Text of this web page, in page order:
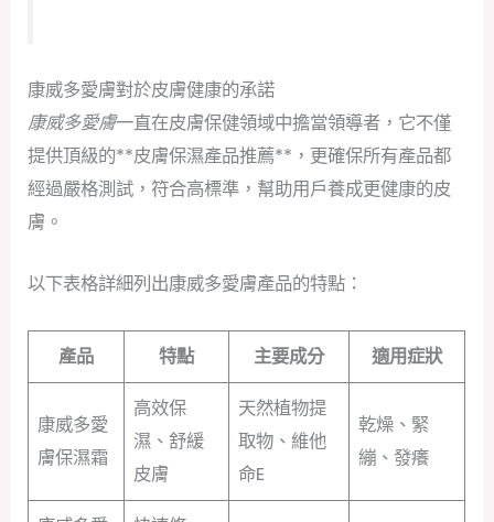
康威多愛膚對於皮膚健康的承諾
康威多愛膚一直在皮膚保健領域中擔當領導者，它不僅
提供頂級的**皮膚保濕產品推薦**，更確保所有產品都
經過嚴格測試，符合高標準，幫助用戶養成更健康的皮
膚。
以下表格詳細列出康威多愛膚產品的特點：
產品 特點 主要成分 適用症狀
康威多愛
膚保濕霜
高效保
濕、舒緩
皮膚
天然植物提
取物、維他
命E
乾燥、緊
繃、發癢